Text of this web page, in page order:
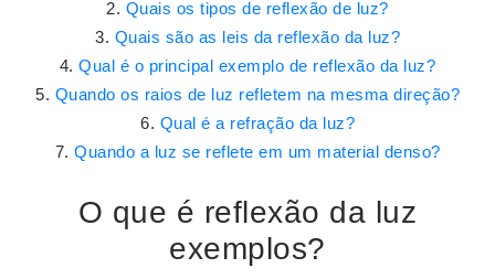
Quais os tipos de reflexão de luz?
Quais são as leis da reflexão da luz?
Qual é o principal exemplo de reflexão da luz?
Quando os raios de luz refletem na mesma direção?
Qual é a refração da luz?
Quando a luz se reflete em um material denso?
O que é reflexão da luz
exemplos?